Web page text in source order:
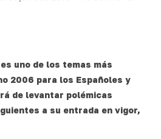
uno de los temas más
2006 para los Españoles y
de levantar polémicas
a su entrada en vigor,